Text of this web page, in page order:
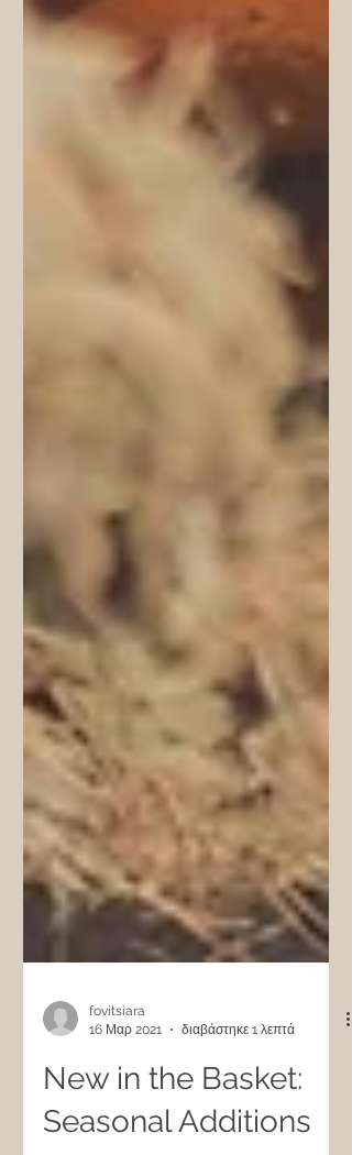
fovitsiara
16 Μαρ 2021
διαβάστηκε 1 λεπτά
New in the Basket: